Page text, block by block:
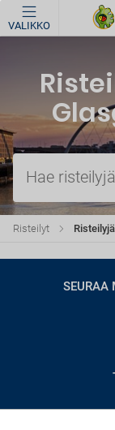
VALIKKO
Hae risteilyjä
Risteilyt
SEURAA